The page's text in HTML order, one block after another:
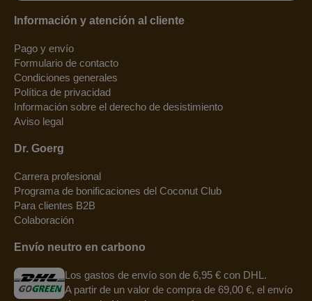
Información y atención al cliente
Pago y envío
Formulario de contacto
Condiciones generales
Política de privacidad
Información sobre el derecho de desistimiento
Aviso legal
Dr. Goerg
Carrera profesional
Programa de bonificaciones del Coconut Club
Para clientes B2B
Colaboración
Envío neutro en carbono
Los gastos de envío son de 6,95 € con DHL.
A partir de un valor de compra de 69,00 €, el envío